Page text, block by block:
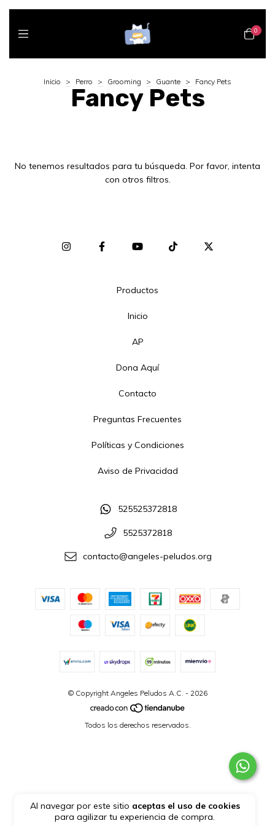
0
Al navegar por este sitio aceptas el uso de cookies
para agilizar tu experiencia de compra.
Inicio > Perro > Grooming > Guante > Fancy Pets
Fancy Pets
No tenemos resultados para tu búsqueda. Por favor, intenta
con otros filtros.
Productos
Inicio
AP
Dona Aquí
Contacto
Preguntas Frecuentes
Políticas y Condiciones
Aviso de Privacidad
525525372818
5525372818
contacto@angeles-peludos.org
© Copyright Angeles Peludos A.C. - 2026
Todos los derechos reservados.